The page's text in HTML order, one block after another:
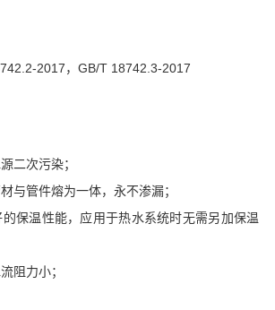
2017，GB/T 18742.3-2017
二次污染；
与管件熔为一体，永不渗漏；
保温性能，应用于热水系统时无需另加保温
阻力小；